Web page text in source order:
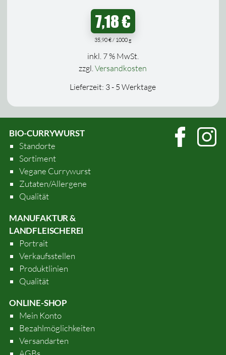
7,18€
35,90€/ 1000g
inkl. 7 % MwSt.
zzgl.Versandkosten
Lieferzeit: 3 - 5 Werktage
BIO-CURRYWURST
Standorte
Sortiment
Vegane Currywurst
Zutaten/Allergene
Qualität
MANUFAKTUR &
LANDFLEISCHEREI
Portrait
Verkaufsstellen
Produktlinien
Qualität
ONLINE-SHOP
Mein Konto
Bezahlmöglichkeiten
Versandarten